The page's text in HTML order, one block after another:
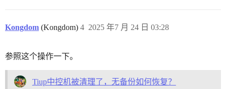
Kongdom (Kongdom) 2025 年7 月 24 日 03:28
4
参照这个操作一下。
Tiup中控机被清理了，无备份如何恢复？